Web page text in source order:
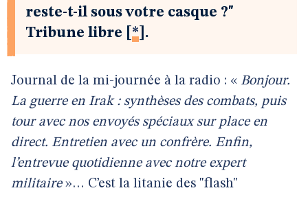
reste-t-il sous votre casque ?"
Tribune libre
* .
Journal de la mi-journée à la radio : « Bonjour.
La guerre en Irak : synthèses des combats, puis
tour avec nos envoyés spéciaux sur place en
direct. Entretien avec un confrère. Enfin,
l’entrevue quotidienne avec notre expert
militaire»… C’est la litanie des "flash"